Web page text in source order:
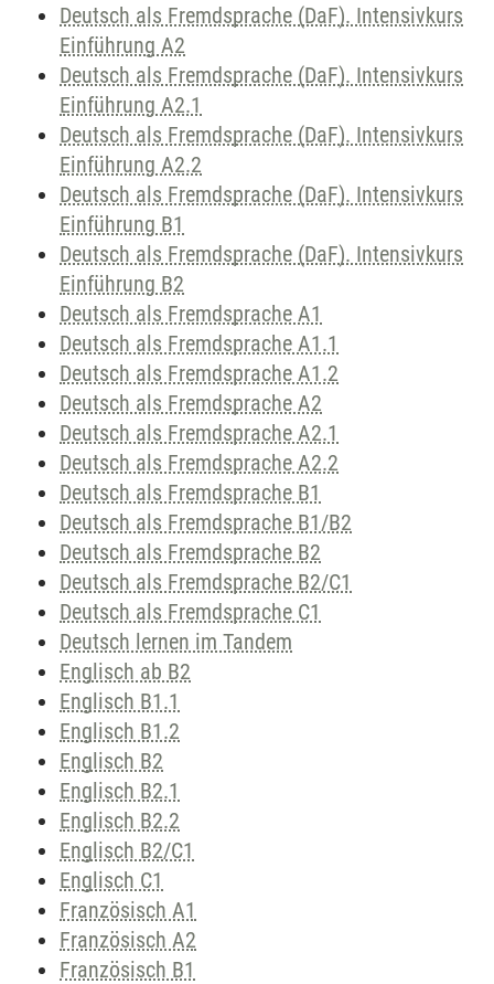
Deutsch als Fremdsprache (DaF). Intensivkurs
Einführung A2
Deutsch als Fremdsprache (DaF). Intensivkurs
Einführung A2.1
Deutsch als Fremdsprache (DaF). Intensivkurs
Einführung A2.2
Deutsch als Fremdsprache (DaF). Intensivkurs
Einführung B1
Deutsch als Fremdsprache (DaF). Intensivkurs
Einführung B2
Deutsch als Fremdsprache A1
Deutsch als Fremdsprache A1.1
Deutsch als Fremdsprache A1.2
Deutsch als Fremdsprache A2
Deutsch als Fremdsprache A2.1
Deutsch als Fremdsprache A2.2
Deutsch als Fremdsprache B1
Deutsch als Fremdsprache B1/B2
Deutsch als Fremdsprache B2
Deutsch als Fremdsprache B2/C1
Deutsch als Fremdsprache C1
Deutsch lernen im Tandem
Englisch ab B2
Englisch B1.1
Englisch B1.2
Englisch B2
Englisch B2.1
Englisch B2.2
Englisch B2/C1
Englisch C1
Französisch A1
Französisch A2
Französisch B1